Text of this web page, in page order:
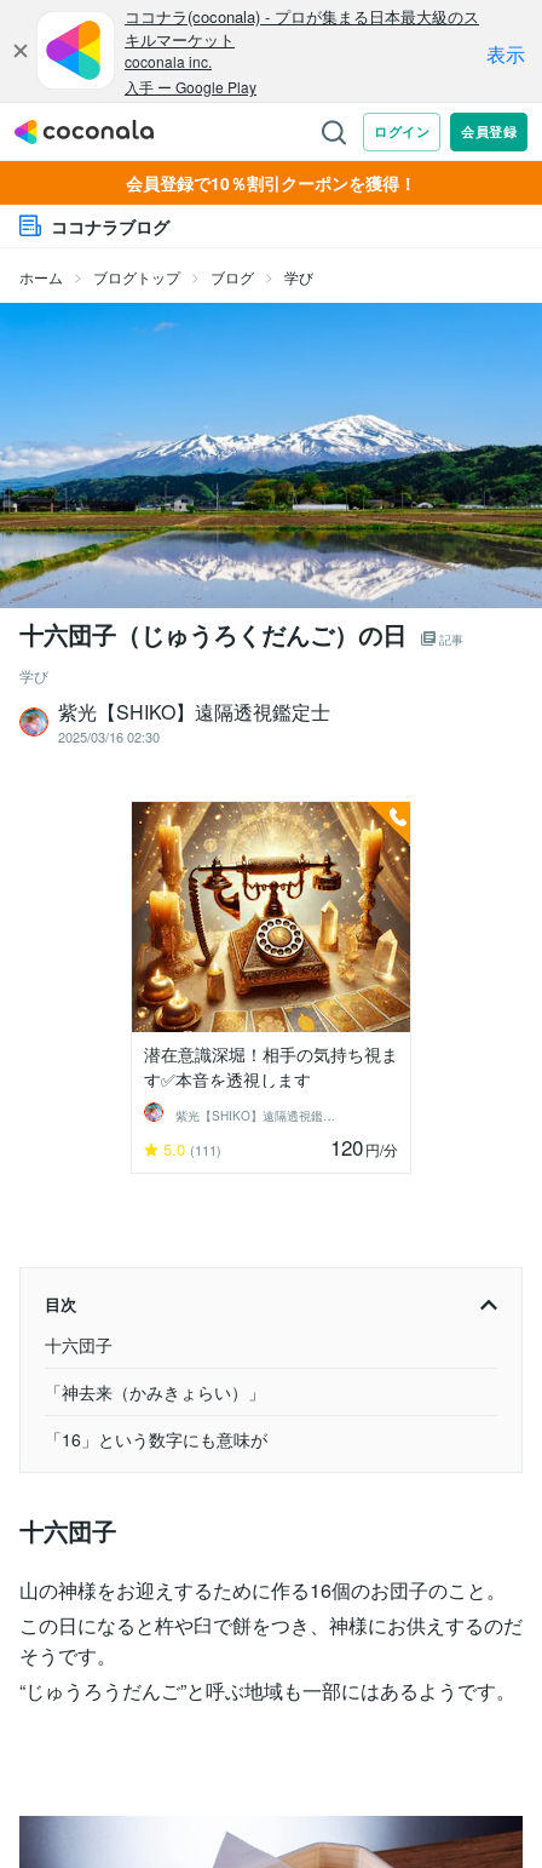
会員登録で10％割引クーポンを獲得！
ココナラブログ
ホーム ブログトップ ブログ 学び
十六団子（じゅうろくだんご）の日 記事
学び
紫光【SHIKO】遠隔透視鑑定士
2025/03/16 02:30
潜在意識深堀！相手の気持ち視ま
す✅本音を透視します
紫光【SHIKO】遠隔透視鑑定士
5.0 (111) 120円/分
目次
十六団子
「神去来（かみきょらい）」
「16」という数字にも意味が
十六団子
山の神様をお迎えするために作る16個のお団子のこと。
この日になると杵や臼で餅をつき、神様にお供えするのだ
そうです。
“じゅうろうだんご”と呼ぶ地域も一部にはあるようです。